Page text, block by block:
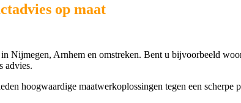
op maat
Nijmegen, Arnhem en omstreken. Bent u bijvoorbeeld
advies.
hoogwaardige maatwerkoplossingen tegen een